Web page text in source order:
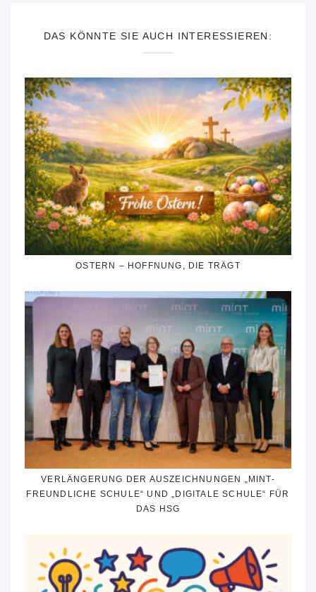
DAS KÖNNTE SIE AUCH INTERESSIEREN:
OSTERN – HOFFNUNG, DIE TRÄGT
VERLÄNGERUNG DER AUSZEICHNUNGEN „MINT-
FREUNDLICHE SCHULE“ UND „DIGITALE SCHULE“ FÜR
DAS HSG